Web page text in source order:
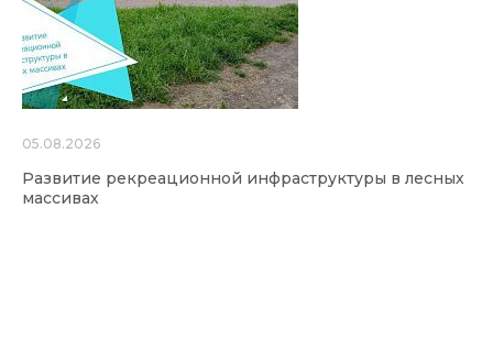
05.08.2026
Развитие рекреационной инфраструктуры в лесных
массивах